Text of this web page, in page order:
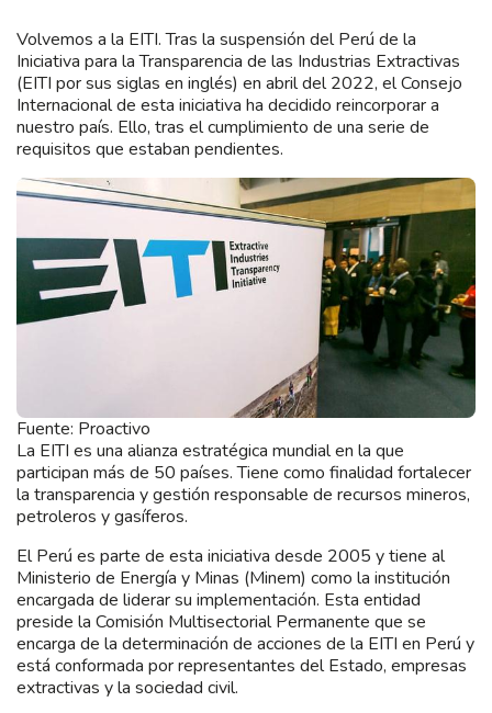
Volvemos a la EITI. Tras la suspensión del Perú de la
Iniciativa para la Transparencia de las Industrias Extractivas
(EITI por sus siglas en inglés) en abril del 2022, el Consejo
Internacional de esta iniciativa ha decidido reincorporar a
nuestro país. Ello, tras el cumplimiento de una serie de
requisitos que estaban pendientes.
Fuente: Proactivo
La EITI es una alianza estratégica mundial en la que
participan más de 50 países. Tiene como finalidad fortalecer
la transparencia y gestión responsable de recursos mineros,
petroleros y gasíferos.
El Perú es parte de esta iniciativa desde 2005 y tiene al
Ministerio de Energía y Minas (Minem) como la institución
encargada de liderar su implementación. Esta entidad
preside la Comisión Multisectorial Permanente que se
encarga de la determinación de acciones de la EITI en Perú y
está conformada por representantes del Estado, empresas
extractivas y la sociedad civil.